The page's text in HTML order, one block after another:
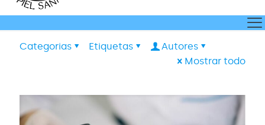
Categorias Etiquetas
Autores
Mostrar todo